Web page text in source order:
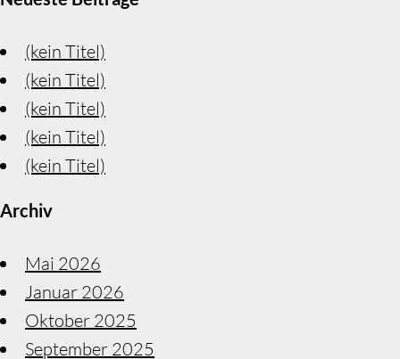
(kein Titel)
(kein Titel)
(kein Titel)
(kein Titel)
(kein Titel)
Archiv
Mai 2026
Januar 2026
Oktober 2025
September 2025